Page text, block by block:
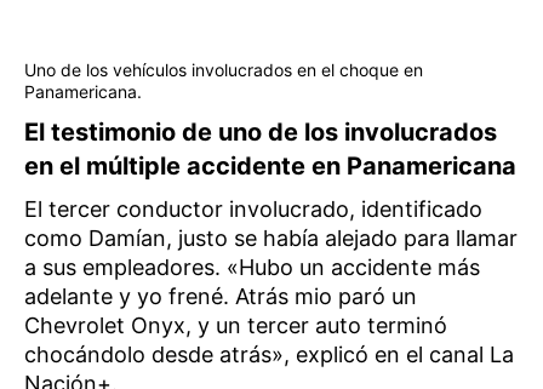
Uno de los vehículos involucrados en el choque en
Panamericana.
El testimonio de uno de los involucrados
en el múltiple accidente en Panamericana
El tercer conductor involucrado, identificado
como Damían, justo se había alejado para llamar
a sus empleadores. «Hubo un accidente más
adelante y yo frené. Atrás mio paró un
Chevrolet Onyx, y un tercer auto terminó
chocándolo desde atrás», explicó en el canal La
Nación+.